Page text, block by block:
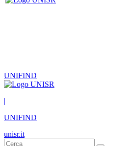
UNIFIND
|
UNIFIND
unisr.it